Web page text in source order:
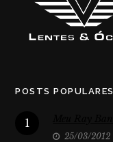
POSTS POPULARES
1
25/03/2012